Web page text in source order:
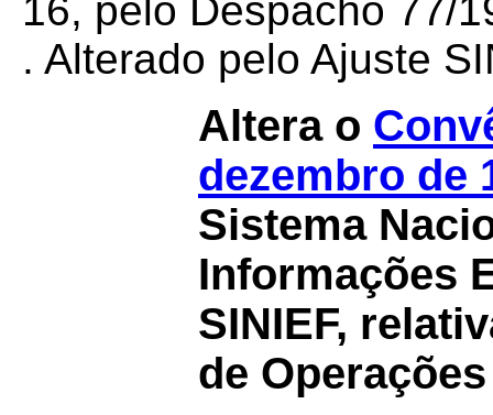
16, pelo Despacho 77/
. Alterado pelo Ajuste
Altera o
dezembro de
Sistema
Informações
SINIEF,
de